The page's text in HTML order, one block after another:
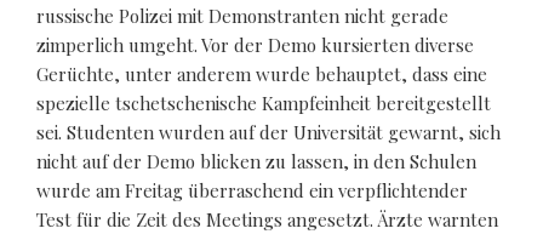
russische Polizei mit Demonstranten nicht gerade
zimperlich umgeht. Vor der Demo kursierten diverse
Gerüchte, unter anderem wurde behauptet, dass eine
spezielle tschetschenische Kampfeinheit bereitgestellt
sei. Studenten wurden auf der Universität gewarnt, sich
nicht auf der Demo blicken zu lassen, in den Schulen
wurde am Freitag überraschend ein verpflichtender
Test für die Zeit des Meetings angesetzt. Ärzte warnten